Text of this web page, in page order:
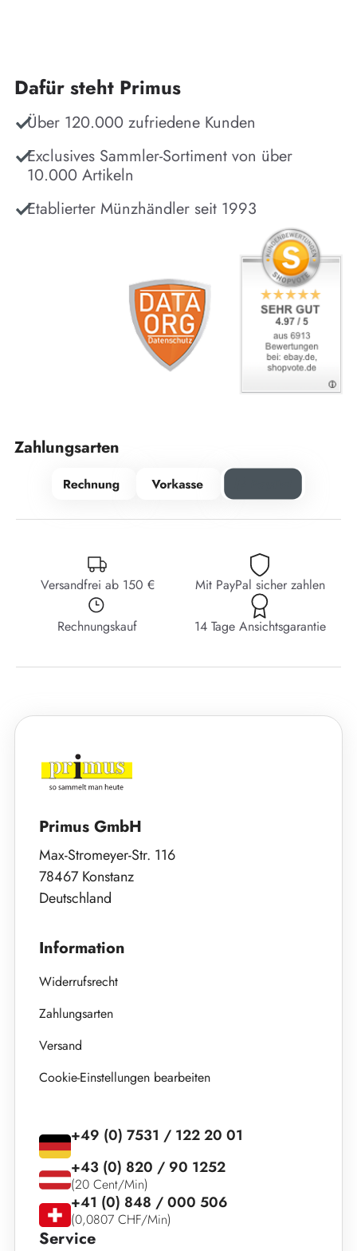
Dafür steht Primus
Über 120.000 zufriedene Kunden
Exclusives Sammler-Sortiment von über
10.000 Artikeln
Etablierter Münzhändler seit 1993
Zahlungsarten
Versandfrei ab 150 € Mit PayPal sicher zahlen
Rechnungskauf 14 Tage Ansichtsgarantie
Primus GmbH
Max-Stromeyer-Str. 116
78467 Konstanz
Deutschland
Information
Widerrufsrecht
Zahlungsarten
Versand
Cookie-Einstellungen bearbeiten
Service
+49 (0) 7531 / 122 20 01
+43 (0) 820 / 90 1252
(20 Cent/Min)
+41 (0) 848 / 000 506
(0,0807 CHF/Min)